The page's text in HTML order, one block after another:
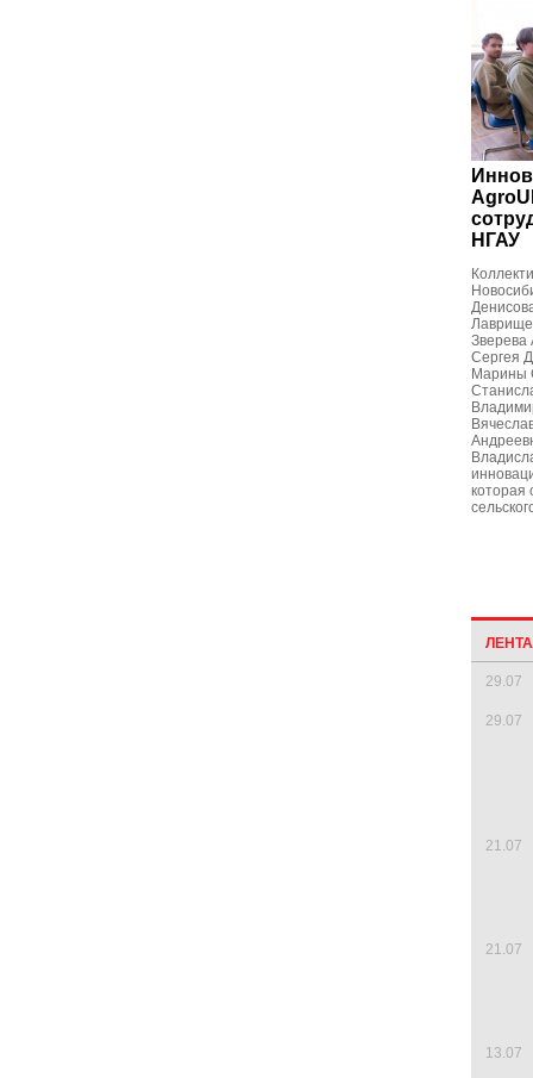
НГАУ
Зверева
Сергея
Марины
которая
29.07
29.07
21.07
21.07
13.07